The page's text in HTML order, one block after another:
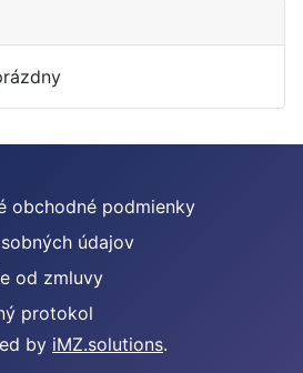
obchodné podmienky
údajov
od zmluvy
protokol
by iMZ.solutions.